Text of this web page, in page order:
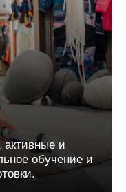
и
обучение и